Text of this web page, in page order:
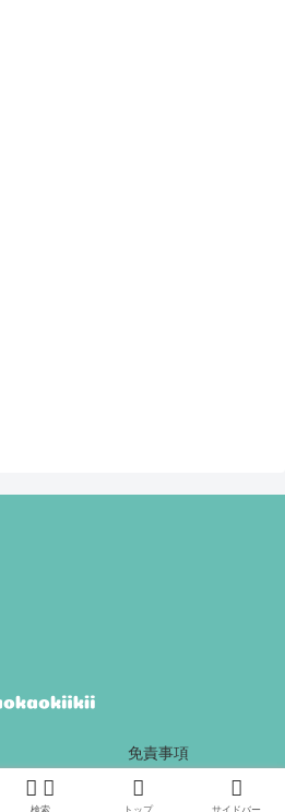
免責事項
All Rights Reserved.
検索 トップ サイドバー